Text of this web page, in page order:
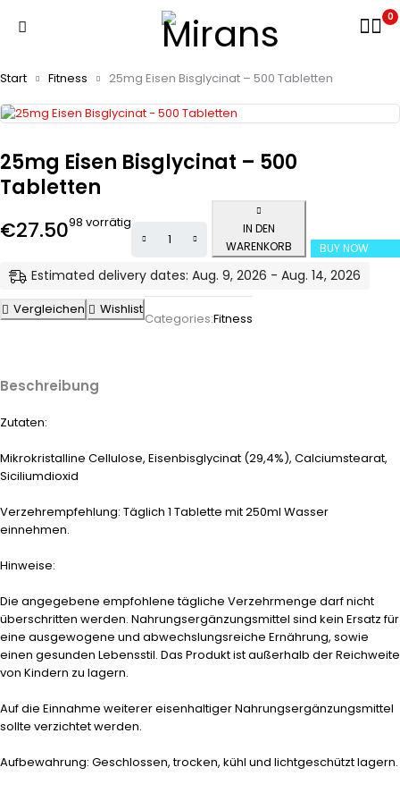
0
Start Fitness 25mg Eisen Bisglycinat – 500 Tabletten
25mg Eisen Bisglycinat – 500
Tabletten
€27.5098 vorrätig
IN DEN
WARENKORB
BUY NOW
Estimated delivery dates: Aug. 9, 2026 - Aug. 14, 2026
Vergleichen Wishlist
Categories:Fitness
Beschreibung
Zutaten:
Mikrokristalline Cellulose, Eisenbisglycinat (29,4%), Calciumstearat,
Siciliumdioxid
Verzehrempfehlung: Täglich 1 Tablette mit 250ml Wasser
einnehmen.
Hinweise:
Die angegebene empfohlene tägliche Verzehrmenge darf nicht
überschritten werden. Nahrungsergänzungsmittel sind kein Ersatz für
eine ausgewogene und abwechslungsreiche Ernährung, sowie
einen gesunden Lebensstil. Das Produkt ist außerhalb der Reichweite
von Kindern zu lagern.
Auf die Einnahme weiterer eisenhaltiger Nahrungsergänzungsmittel
sollte verzichtet werden.
Aufbewahrung: Geschlossen, trocken, kühl und lichtgeschützt lagern.